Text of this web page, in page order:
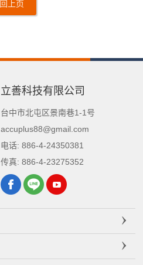
立善科技有限公司
台中市北屯区景南巷1-1号
accuplus88@gmail.com
电话: 886-4-24350381
传真: 886-4-23275352